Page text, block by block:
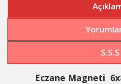
S.S.S
Eczane Magneti